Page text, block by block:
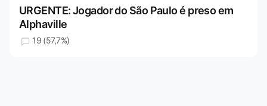
URGENTE: Jogador do São Paulo é preso em
Alphaville
19 (57,7%)